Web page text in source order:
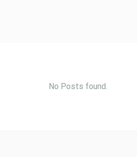
No Posts found.